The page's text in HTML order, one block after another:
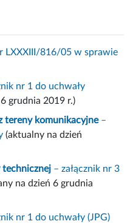
LXXXIII/816/05 w sprawie
nr 1 do uchwały
grudnia 2019 r.)
tereny komunikacyjne–
(aktualny na dzień
technicznej – załącznik nr 3
na dzień 6 grudnia
nr 1 do uchwały (JPG)